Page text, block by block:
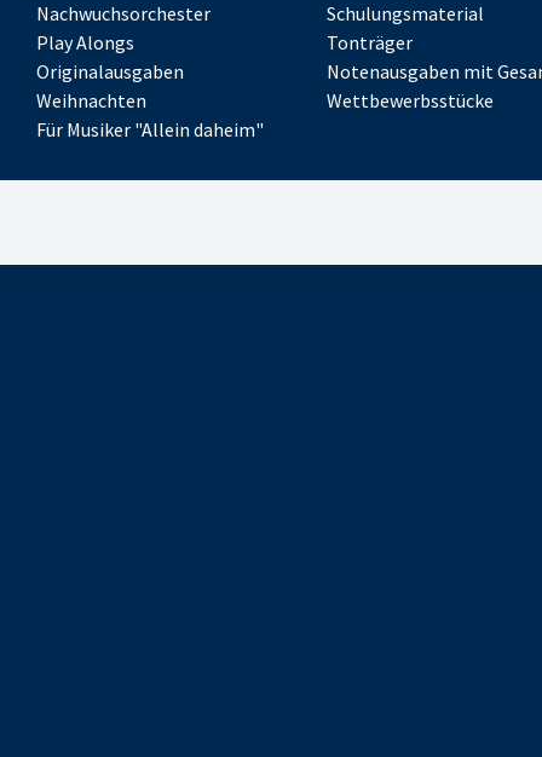
Nachwuchsorchester
Schulungsmaterial
Play Alongs
Tonträger
Originalausgaben
Notenausgaben mit
Weihnachten
Wettbewerbsstücke
Für Musiker "Allein daheim"